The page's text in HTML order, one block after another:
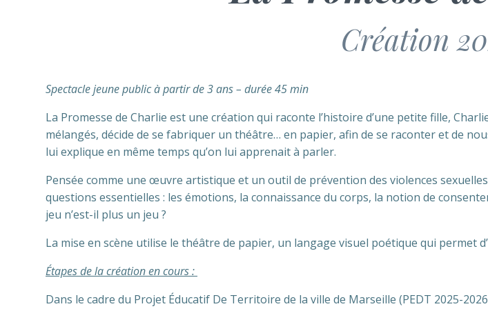
Création
Spectacle jeune public à partir de 3 ans – durée 45 min
La Promesse de Charlie est une création qui raconte l’histoire d’une petite fille,
mélangés, décide de se fabriquer un théâtre… en papier, afin de se raconter et de
lui explique en même temps qu’on lui apprenait à parler.
Pensée comme une œuvre artistique et un outil de prévention des violences
questions essentielles : les émotions, la connaissance du corps, la notion de
jeu n’est-il plus un jeu ?
La mise en scène utilise le théâtre de papier, un langage visuel poétique qui permet
Étapes de la création en cours :
Dans le cadre du Projet Éducatif De Territoire de la ville de Marseille (PEDT 2025-